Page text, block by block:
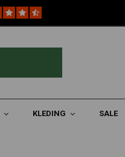
KLEDING SALE